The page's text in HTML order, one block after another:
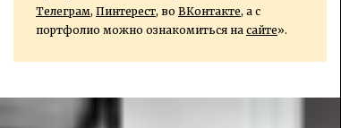
Телеграм, Пинтерест, во ВКонтакте, а с
портфолио можно ознакомиться на сайте».